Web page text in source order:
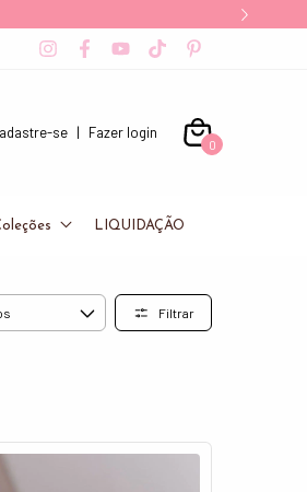
se | Fazer login
0
LIQUIDAÇÃO
Filtrar